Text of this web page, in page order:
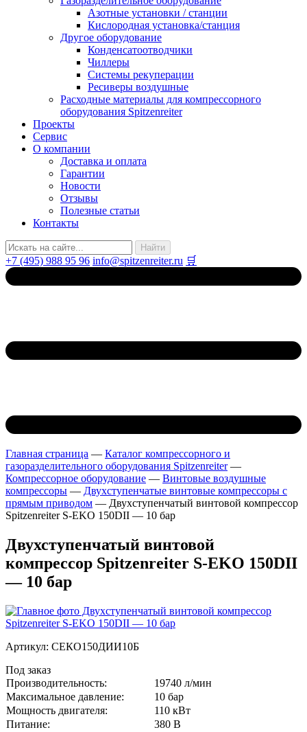
Азотные установки / станции
Кислородная установка/станция
Другое оборудование
Конденсатоотводчики
Чиллеры
Системы рекуперации
Ресиверы воздушные
Расходные материалы для компрессорного
оборудования Spitzenreiter
Проекты
Сервис
О компании
Доставка и оплата
Гарантии
Новости
Отзывы
Полезные статьи
Контакты
+7 (495) 988 95 96 info@spitzenreiter.ru 🛒
Главная страница — Каталог компрессорного и
газоразделительного оборудования Spitzenreiter—
Компрессорное оборудование — Винтовые воздушные
компрессоры — Двухступенчатые винтовые компрессоры с
прямым приводом — Двухступенчатый винтовой компрессор
Spitzenreiter S-EKO 150DII — 10 бар
Двухступенчатый винтовой
компрессор Spitzenreiter S-EKO 150DII
— 10 бар
Артикул: СЕКО150ДИИ10Б
Под заказ
Производительность:
19740 л/мин
Максимальное давление:
10 бар
Мощность двигателя:
110 кВт
Питание:
380 В